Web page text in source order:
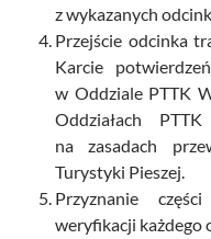
z wykazanych
Przejście odcinka
Karcie
w Oddziale PTTK
Oddziałach
na zasadach
Turystyki Pieszej.
Przyznanie
weryfikacji każdego